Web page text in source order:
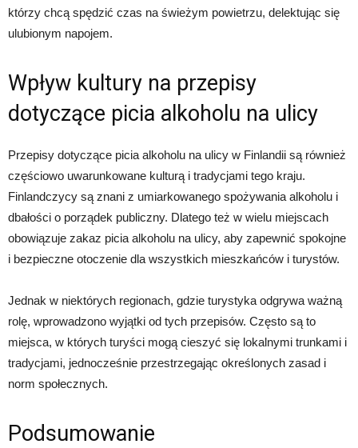
którzy chcą spędzić czas na świeżym powietrzu, delektując się
ulubionym napojem.
Wpływ kultury na przepisy
dotyczące picia alkoholu na ulicy
Przepisy dotyczące picia alkoholu na ulicy w Finlandii są również
częściowo uwarunkowane kulturą i tradycjami tego kraju.
Finlandczycy są znani z umiarkowanego spożywania alkoholu i
dbałości o porządek publiczny. Dlatego też w wielu miejscach
obowiązuje zakaz picia alkoholu na ulicy, aby zapewnić spokojne
i bezpieczne otoczenie dla wszystkich mieszkańców i turystów.
Jednak w niektórych regionach, gdzie turystyka odgrywa ważną
rolę, wprowadzono wyjątki od tych przepisów. Często są to
miejsca, w których turyści mogą cieszyć się lokalnymi trunkami i
tradycjami, jednocześnie przestrzegając określonych zasad i
norm społecznych.
Podsumowanie